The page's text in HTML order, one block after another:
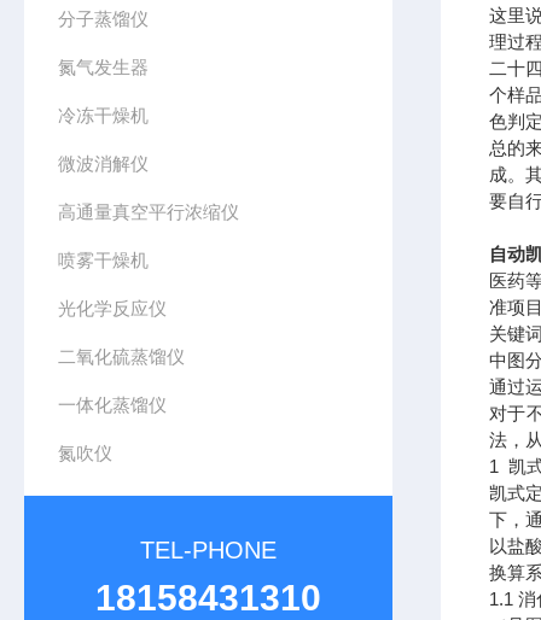
分子蒸馏仪
氮气发生器
冷冻干燥机
微波消解仪
高通量真空平行浓缩仪
喷雾干燥机
光化学反应仪
二氧化硫蒸馏仪
一体化蒸馏仪
氮吹仪
TEL-PHONE
18158431310
这里
理过
二十
个样
色判
总的
成。
要自
自动
医药
准项
关键
中
通过
对于
法，
1 凯
凯式
下，
以盐
换算
1.1 消